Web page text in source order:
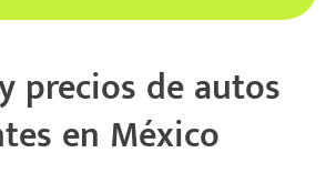
precios de autos
en México